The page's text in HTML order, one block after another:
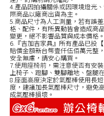
4.產品因拍攝關係或因環境燈光
際商品以廠商出貨為主。
5.商品尺寸為人工測量，若有誤
格、配件，有所異動皆會造成商
變更，絕不影響品質與成本價格。
6.『吉加吉家具』所有產品已投
賠償金額新台幣壹仟伍佰萬元整
安全無慮，請安心購買。
7.使用座椅前，需注意使否有安
上椅子、蹬腳、雙腳離地、盤腿
8.座面高度決定於氣壓棒使用長
度，建議加長氣壓棒尺寸，避免
成氣壓棒損壞。